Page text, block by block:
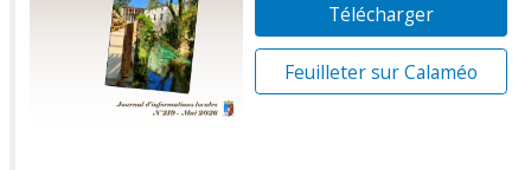
Télécharger
Feuilleter sur Calaméo